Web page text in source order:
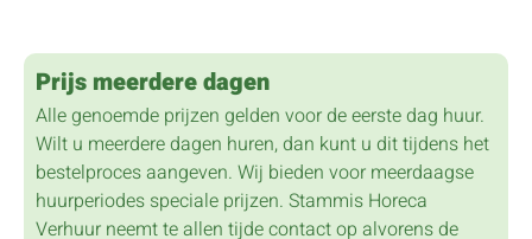
Prijs meerdere dagen
Alle genoemde prijzen gelden voor de eerste dag huur.
Wilt u meerdere dagen huren, dan kunt u dit tijdens het
bestelproces aangeven. Wij bieden voor meerdaagse
huurperiodes speciale prijzen. Stammis Horeca
Verhuur neemt te allen tijde contact op alvorens de